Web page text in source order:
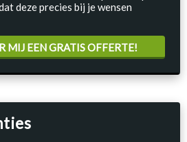
deze precies bij je wensen
MIJ EEN GRATIS OFFERTE!